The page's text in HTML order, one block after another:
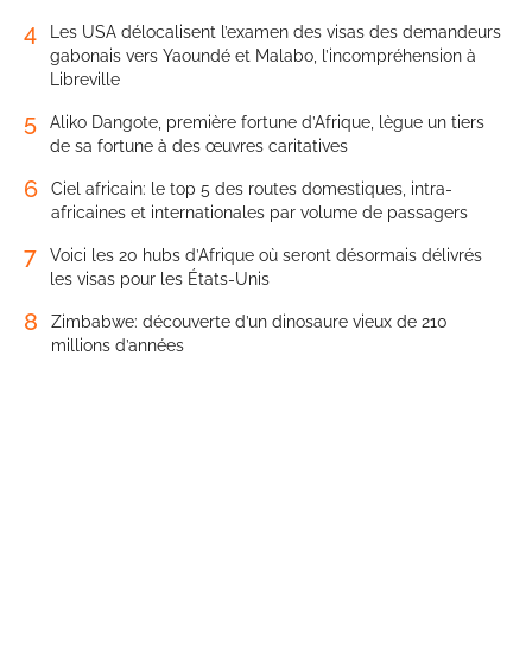
4
Les USA délocalisent l’examen des visas des demandeurs
gabonais vers Yaoundé et Malabo, l’incompréhension à
Libreville
5
Aliko Dangote, première fortune d’Afrique, lègue un tiers
de sa fortune à des œuvres caritatives
6
Ciel africain: le top 5 des routes domestiques, intra-
africaines et internationales par volume de passagers
7
Voici les 20 hubs d’Afrique où seront désormais délivrés
les visas pour les États-Unis
8
Zimbabwe: découverte d’un dinosaure vieux de 210
millions d’années